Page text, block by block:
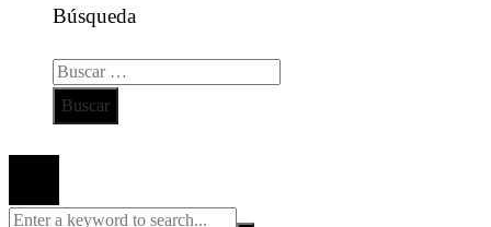
Búsqueda
Buscar: